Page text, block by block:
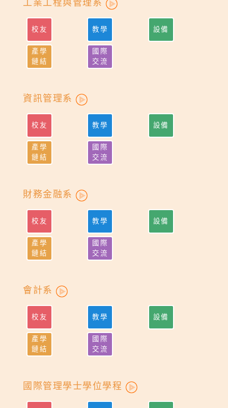
工業工程與管理系
校友 教學 設備
產學
鏈結
國際
交流
資訊管理系
校友 教學 設備
產學
鏈結
國際
交流
財務金融系
校友 教學 設備
產學
鏈結
國際
交流
會計系
校友 教學 設備
產學
鏈結
國際
交流
國際管理學士學位學程